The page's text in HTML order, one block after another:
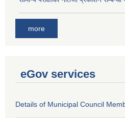
more
eGov services
Details of Municipal Council